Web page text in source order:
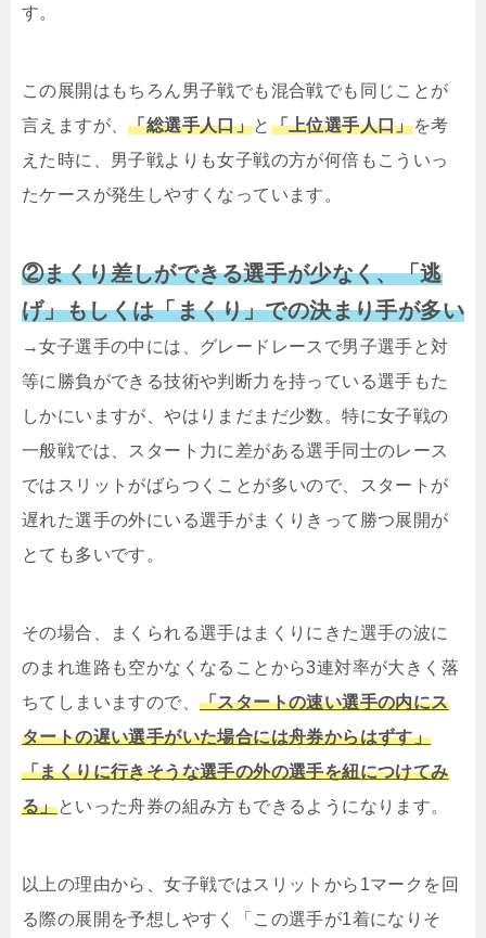
す。
この展開はもちろん男子戦でも混合戦でも同じことが
言えますが、「総選手人口」と 「上位選手人口」を考
えた時に、男子戦よりも女子戦の方が何倍もこういっ
たケースが発生しやすくなっています。
②まくり差しができる選手が少なく、「逃
げ」もしくは「まくり」での決まり手が多い
→女子選手の中には、グレードレースで男子選手と対
等に勝負ができる技術や判断力を持っている選手もた
しかにいますが、やはりまだまだ少数。特に女子戦の
一般戦では、スタート力に差がある選手同士のレース
ではスリットがばらつくことが多いので、スタートが
遅れた選手の外にいる選手がまくりきって勝つ展開が
とても多いです。
その場合、まくられる選手はまくりにきた選手の波に
のまれ進路も空かなくなることから3連対率が大きく落
ちてしまいますので、 「スタートの速い選手の内にス
タートの遅い選手がいた場合には舟券からはずす」
「まくりに行きそうな選手の外の選手を紐につけてみ
る」といった舟券の組み方もできるようになります。
以上の理由から、女子戦ではスリットから1マークを回
る際の展開を予想しやすく「この選手が1着になりそ